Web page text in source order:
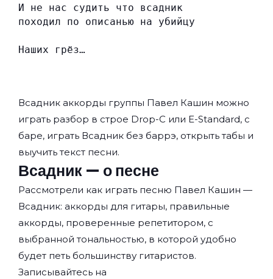
И не нас судить что всадник
походил по описанью на убийцу
Наших грёз…
Всадник аккорды группы Павел Кашин можно
играть разбор в строе Drop-C или E-Standard, с
баре, играть Всадник без баррэ, открыть табы и
выучить текст песни.
Всадник — о песне
Рассмотрели как играть песню Павел Кашин —
Всадник: аккорды для гитары, правильные
аккорды, проверенные репетитором, с
выбранной тональностью, в которой удобно
будет петь большинству гитаристов.
Записывайтесь на